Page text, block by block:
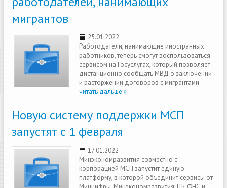
мигрантов
25.01.2022
Работодатели, нанимающие иностранных
работников, теперь смогут воспользоваться
сервисом на Госуслугах, который позволяет
дистанционно сообщать МВД о заключении
и расторжении договоров с мигрантами.
читать дальше »
Новую систему поддержки МСП
запустят с 1 февраля
17.01.2022
Минэкономразвития совместно с
корпорацией МСП запустит единую
платформу, в которой объединит сервисы от